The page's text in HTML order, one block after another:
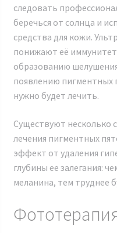
следовать
беречься от солнца и
средства для кожи.
понижают её
образованию
появлению пигментных
нужно будет лечить.
Существуют несколько
лечения пигментных
эффект от удаления
глубины ее залегания:
меланина, тем труднее